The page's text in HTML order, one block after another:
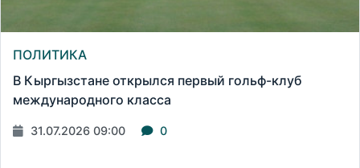
ПОЛИТИКА
В Кыргызстане открылся первый гольф-клуб
международного класса
31.07.2026 09:00 0